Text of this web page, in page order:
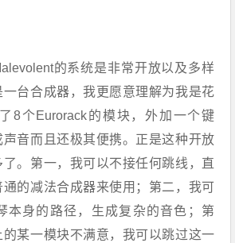
的系统是非常开放以及多样
台合成器，我更愿意理解为我是花
8个Eurorack的模块，外加一个键
音而且还极其便携。正是这种开放
。第一，我可以不接任何跳线，直
的减法合成器来使用；第二，我可
本身的路径，生成复杂的音色；第
某一模块不满意，我可以跳过这一